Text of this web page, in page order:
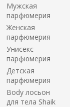
Мужская
парфюмерия
Женская
парфюмерия
Унисекс
парфюмерия
Детская
парфюмерия
Body лосьон
для тела Shaik